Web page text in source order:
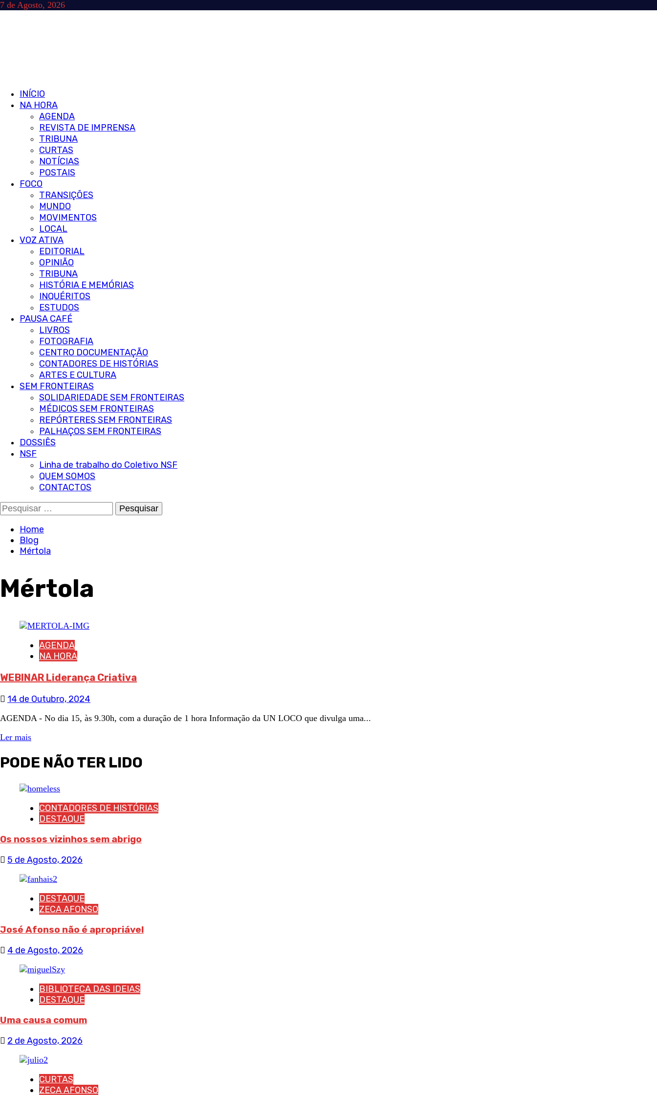
Skip
7 de Agosto, 2026
Primary
Menu
INÍCIO
NA HORA
AGENDA
REVISTA DE IMPRENSA
TRIBUNA
CURTAS
NOTÍCIAS
POSTAIS
FOCO
TRANSIÇÕES
MUNDO
MOVIMENTOS
LOCAL
VOZ ATIVA
EDITORIAL
OPINIÃO
TRIBUNA
HISTÓRIA E MEMÓRIAS
INQUÉRITOS
ESTUDOS
PAUSA CAFÉ
LIVROS
FOTOGRAFIA
CENTRO DOCUMENTAÇÃO
CONTADORES DE HISTÓRIAS
ARTES E CULTURA
SEM FRONTEIRAS
SOLIDARIEDADE SEM FRONTEIRAS
MÉDICOS SEM FRONTEIRAS
REPÓRTERES SEM FRONTEIRAS
PALHAÇOS SEM FRONTEIRAS
DOSSIÊS
NSF
Linha de trabalho do Coletivo NSF
QUEM SOMOS
CONTACTOS
Pesquisar
por:
Home
Blog
Mértola
Mértola
AGENDA
NA HORA
WEBINAR Liderança Criativa
14 de Outubro, 2024
AGENDA - No dia 15, às 9.30h, com a duração de 1 hora Informação da UN LOCO que divulga uma...
Ler mais
PODE NÃO TER LIDO
CONTADORES DE HISTÓRIAS
DESTAQUE
Os nossos vizinhos sem abrigo
5 de Agosto, 2026
DESTAQUE
ZECA AFONSO
José Afonso não é apropriável
4 de Agosto, 2026
BIBLIOTECA DAS IDEIAS
DESTAQUE
Uma causa comum
2 de Agosto, 2026
CURTAS
ZECA AFONSO